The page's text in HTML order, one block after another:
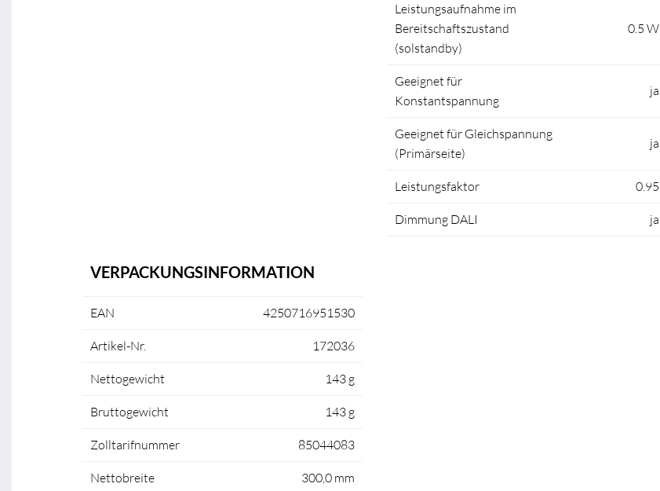
Leistungsaufnahme im
Bereitschaftszustand
(solstandby)
0.5 W
Geeignet für
Konstantspannung
ja
Geeignet für Gleichspannung
(Primärseite)
ja
Leistungsfaktor 0.95
Dimmung DALI ja
VERPACKUNGSINFORMATION
EAN 4250716951530
Artikel-Nr. 172036
Nettogewicht 143 g
Bruttogewicht 143 g
Zolltarifnummer 85044083
Nettobreite 300,0 mm